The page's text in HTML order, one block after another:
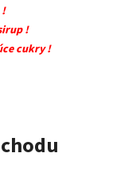
!
!
cukry !